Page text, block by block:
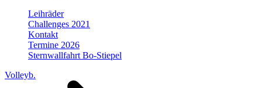
Leihräder
Challenges 2021
Kontakt
Termine 2026
Sternwallfahrt Bo-Stiepel
Volleyb.